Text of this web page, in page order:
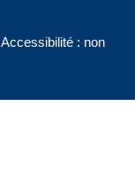
Accessibilité : non